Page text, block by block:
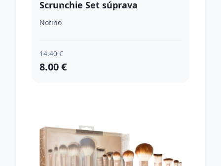
Scrunchie Set súprava
hodvábnych gumičiek do vlasov
Notino
14.40 €
8.00 €